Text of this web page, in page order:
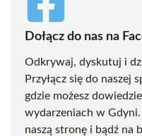
Dołącz do nas na
Odkrywaj, dyskutuj i
Przyłącz się do naszej
gdzie możesz
wydarzeniach w
naszą stronę i bądź na